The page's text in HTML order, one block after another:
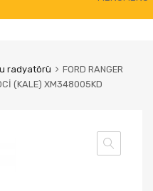
radyatörü
FORD RANGER
(KALE) XM348005KD